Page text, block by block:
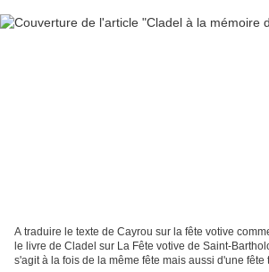
A traduire le texte de Cayrou sur la fête votive
le livre de Cladel sur La Fête votive de Saint-
s'agit à la fois de la même fête mais aussi d'une